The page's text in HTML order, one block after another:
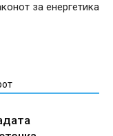
за енергетика